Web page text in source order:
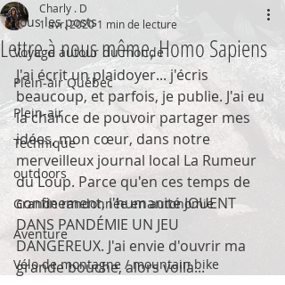
Tous les posts
Voyage autour du monde
Plein-air Québec
Plein-air
Technique
outdoors
Grande randonnée en autonomie
Aventure
Vélo de montagne / mountain bike
Lettre à nous même, Homo Sapiens
Charly . D
1 avr. 2020 1 min de lecture
J'ai écrit un plaidoyer... j'écris
beaucoup, et parfois, je publie. J'ai eu
la chance de pouvoir partager mes
idées, mon cœur, dans notre
merveilleux journal local La Rumeur
du Loup. Parce qu'en ces temps de
confinement, l'humanité JOUENT
DANS PANDÉMIE UN JEU
DANGEREUX. J'ai envie d'ouvrir ma
grande bouche, alors voilà...